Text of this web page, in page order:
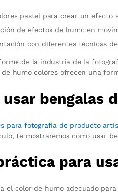
pastel para crear un efecto
de efectos de humo en
con diferentes técnicas
de la industria de la
de humo colores ofrecen una
usar bengalas
para fotografía de producto
te mostraremos cómo usar
para
el color de humo adecuado